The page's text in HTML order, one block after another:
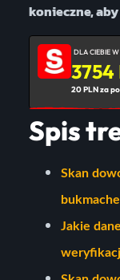
konieczne,
DLA CIEBIE
3754
20 PLN za
Spis
Skan
Jakie